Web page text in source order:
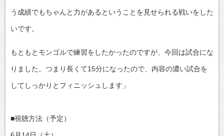
う成績でもちゃんと力があるということを見せられる戦いをした
いです。
もともとモンゴルで練習をしたかったのですが、今回は試合にな
りました。つまり長くて15分になったので、内容の濃い試合を
してしっかりとフィニッシュします」
■視聴方法（予定）